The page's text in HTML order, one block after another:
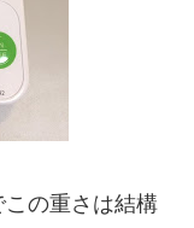
の重さは結構